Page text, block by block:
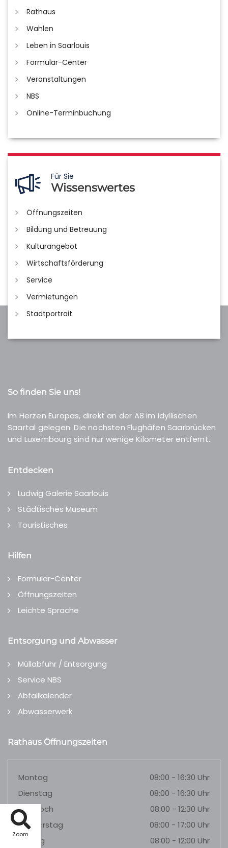
Zoom
Rathaus
Wahlen
Leben in Saarlouis
Formular-Center
Veranstaltungen
NBS
Online-Terminbuchung
Für Sie
Wissenswertes
Öffnungszeiten
Bildung und Betreuung
Kulturangebot
Wirtschaftsförderung
Service
Vermietungen
Stadtportrait
So finden Sie uns!
Im Herzen Europas, direkt an der A8 im idyllischen
Saartal gelegen. Die nächsten Flughäfen Saarbrücken
und Luxembourg sind nur wenige Kilometer entfernt.
Entdecken
Ludwig Galerie Saarlouis
Städtisches Museum
Touristisches
Hilfen
Formular-Center
Öffnungszeiten
Leichte Sprache
Entsorgung und Abwasser
Müllabfuhr / Entsorgung
Service NBS
Abfallkalender
Abwasserwerk
Rathaus Öffnungszeiten
Montag
08:00 - 16:30 Uhr
Dienstag
08:00 - 16:30 Uhr
Mittwoch
08:00 - 12:30 Uhr
Donnerstag
08:00 - 17:00 Uhr
Freitag
08:00 - 12:00 Uhr